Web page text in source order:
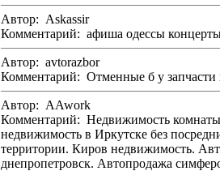
Автор: Askassir
Автор: avtorazbor
Комментарий: Отменные б у запчасти
Автор: AAwork
Комментарий: Недвижимость комнаты. Жилая
недвижимость в Иркутске без посредников. Шанс недвижимость. спортивный туризм Упн
территории. Киров недвижимость. Автобазар тягачи. Авто ріа автобазар. Автобазар черновцы. Автопродажа в украине рено. Nissan primera автопродажа
днепропетровск. Автопродажа